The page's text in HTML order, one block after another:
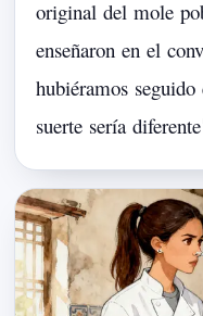
original del mole
enseñaron en el
hubiéramos seguido
suerte sería diferente